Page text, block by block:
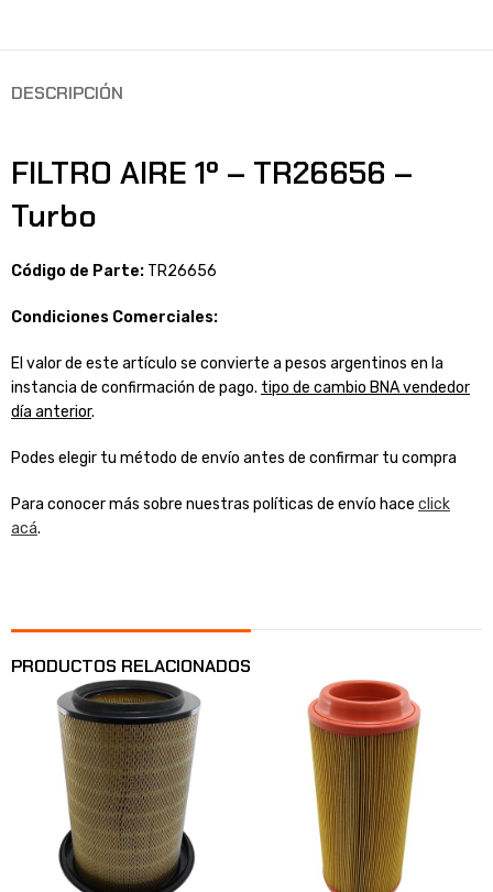
DESCRIPCIÓN
FILTRO AIRE 1º – TR26656 –
Turbo
Código de Parte: TR26656
Condiciones Comerciales:
El valor de este artículo se convierte a pesos argentinos en la
instancia de confirmación de pago. tipo de cambio BNA vendedor
día anterior.
Podes elegir tu método de envío antes de confirmar tu compra
Para conocer más sobre nuestras políticas de envío hace click
acá.
PRODUCTOS RELACIONADOS